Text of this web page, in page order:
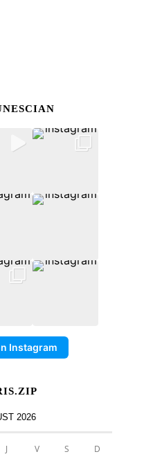
Instagram
2026
J V S D